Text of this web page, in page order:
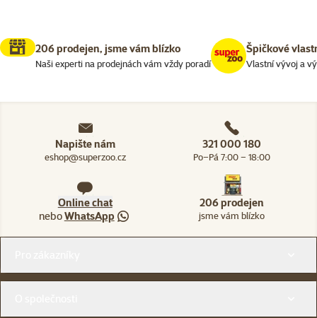
206 prodejen, jsme vám blízko
Naši experti na prodejnách vám vždy poradí
Špičkové
Vlastní vývoj a
Napište nám
eshop@superzoo.cz
321 000 180
Po–Pá 7:00 – 18:00
Online chat
neboWhatsApp
206 prodejen
jsme vám blízko